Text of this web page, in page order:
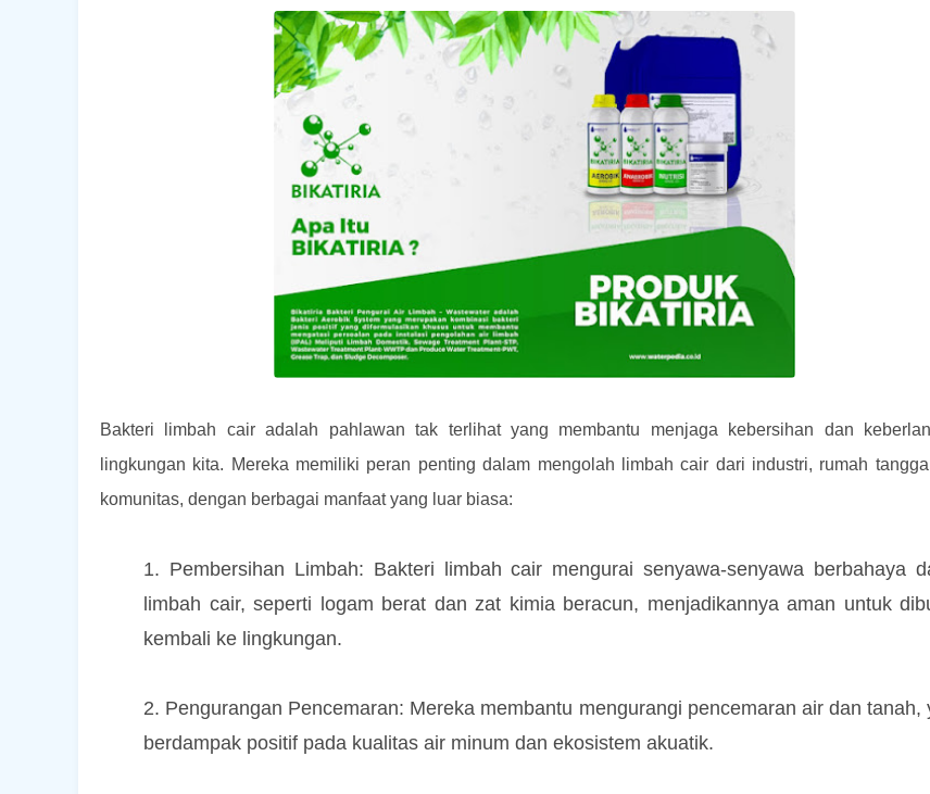
Bakteri limbah cair adalah pahlawan tak terlihat yang membantu menjaga kebersihan dan
lingkungan kita. Mereka memiliki peran penting dalam mengolah limbah cair dari industri, rumah
komunitas, dengan berbagai manfaat yang luar biasa:
1. Pembersihan Limbah: Bakteri limbah cair mengurai senyawa-senyawa berbahaya
limbah cair, seperti logam berat dan zat kimia beracun, menjadikannya aman untuk
kembali ke lingkungan.
2. Pengurangan Pencemaran: Mereka membantu mengurangi pencemaran air dan tanah,
berdampak positif pada kualitas air minum dan ekosistem akuatik.